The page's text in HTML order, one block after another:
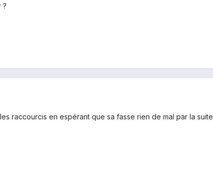
?
raccourcis en espérant que sa fasse rien de mal par la suite